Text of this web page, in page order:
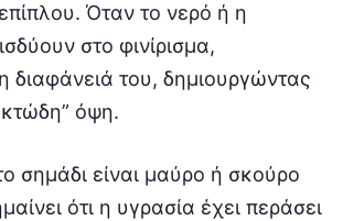
Όταν το νερό ή η
στο φινίρισμα,
διαφάνειά του, δημιουργώντας
όψη.
σημάδι είναι μαύρο ή σκούρο
ότι η υγρασία έχει περάσει